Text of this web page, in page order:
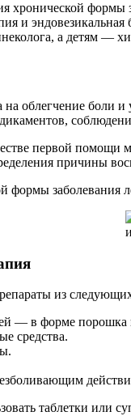
хронической
и
а детям —
на облегчение боли
первой помощи
причины
формы заболевания
из
— в форме порошка
средства.
таблетки или